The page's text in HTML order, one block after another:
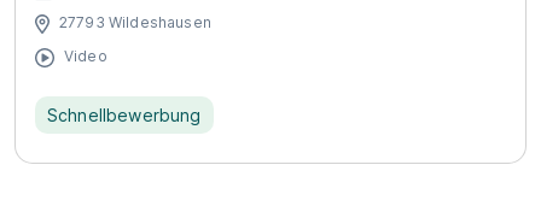
27793 Wildeshausen
Video
Schnellbewerbung